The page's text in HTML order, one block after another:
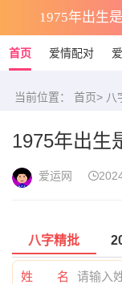
1975年出生
首页 爱情配对
当前位置： 首页> 八
1975年出生
爱运网
八字精批
姓 名